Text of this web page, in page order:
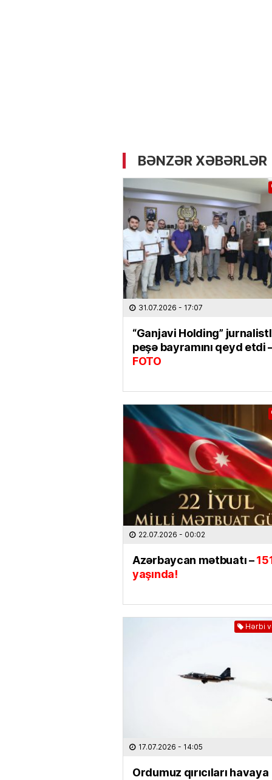
BƏNZƏR XƏBƏRLƏR
31.07.2026 - 17:07
“Ganjavi Holding”
peşə bayramını qeyd etdi
FOTO
22.07.2026 - 00:02
Azərbaycan mətbuatı –
yaşında!
Hərbi
17.07.2026 - 14:05
Ordumuz qırıcıları havaya